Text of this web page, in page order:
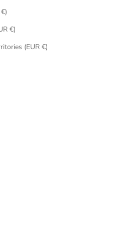
French Guiana (EUR €)
French Polynesia (EUR €)
French Southern Territories (EUR €)